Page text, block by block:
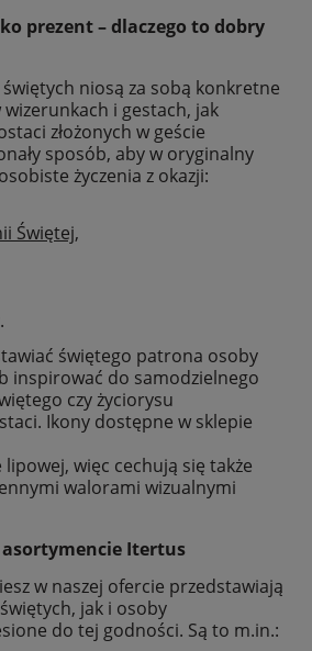
prezent – dlaczego to dobry
niosą za sobą konkretne
i gestach, jak
złożonych w geście
sposób, aby w oryginalny
życzenia z okazji:
Świętej,
świętego patrona osoby
inspirować do samodzielnego
czy życiorysu
Ikony dostępne w sklepie
więc cechują się także
walorami wizualnymi
Itertus
w naszej ofercie przedstawiają
jak i osoby
do tej godności. Są to m.in.: